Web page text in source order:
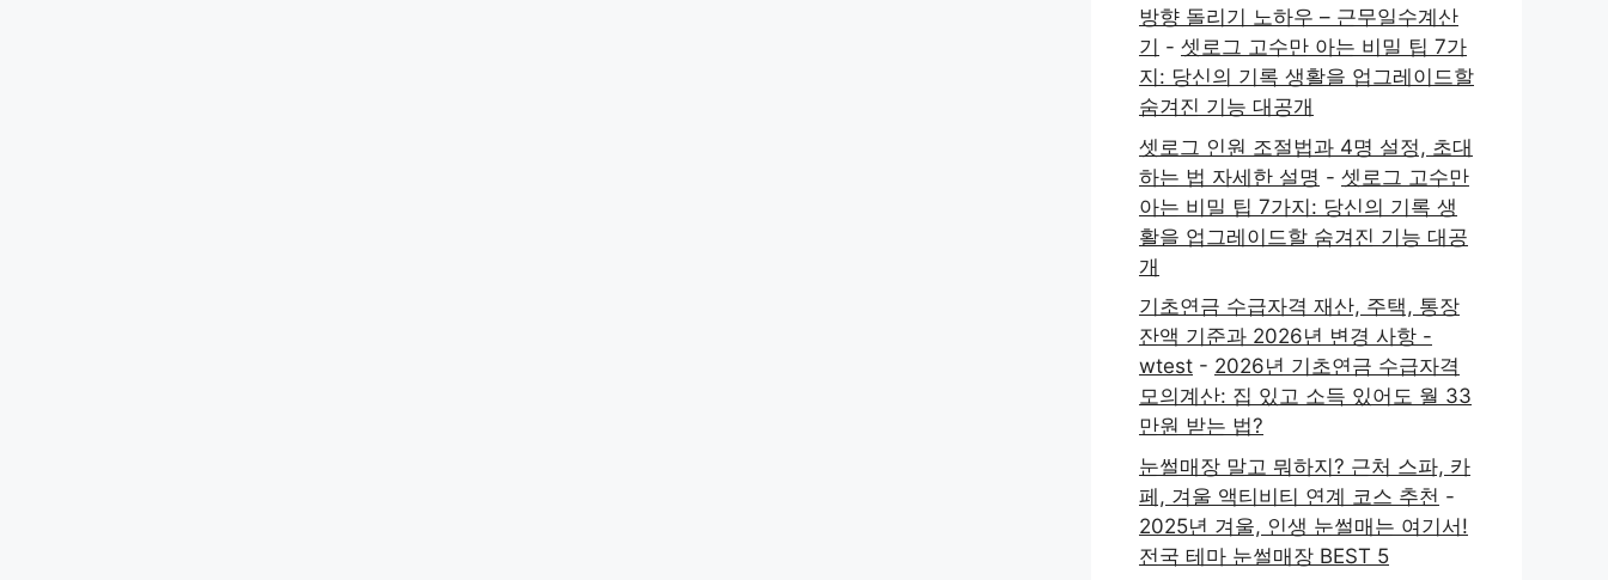
방향 돌리기 노하우 – 근무일수계산
기 - 셋로그 고수만 아는 비밀 팁 7가
지: 당신의 기록 생활을 업그레이드할
숨겨진 기능 대공개
셋로그 인원 조절법과 4명 설정, 초대
하는 법 자세한 설명 - 셋로그 고수만
아는 비밀 팁 7가지: 당신의 기록 생
활을 업그레이드할 숨겨진 기능 대공
개
기초연금 수급자격 재산, 주택, 통장
잔액 기준과 2026년 변경 사항 -
wtest - 2026년 기초연금 수급자격
모의계산: 집 있고 소득 있어도 월 33
만원 받는 법?
눈썰매장 말고 뭐하지? 근처 스파, 카
페, 겨울 액티비티 연계 코스 추천 -
2025년 겨울, 인생 눈썰매는 여기서!
전국 테마 눈썰매장 BEST 5